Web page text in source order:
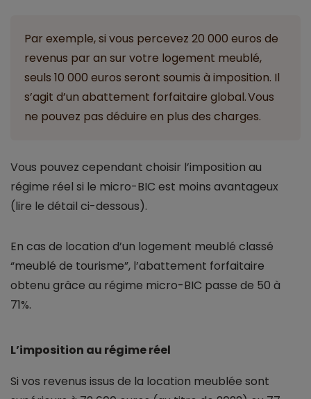
Par exemple, si vous percevez 20 000 euros de
revenus par an sur votre logement meublé,
seuls 10 000 euros seront soumis à imposition. Il
s’agit d’un abattement forfaitaire global. Vous
ne pouvez pas déduire en plus des charges.
Vous pouvez cependant choisir l’imposition au
régime réel si le micro-BIC est moins avantageux
(lire le détail ci-dessous).
En cas de location d’un logement meublé classé
“meublé de tourisme”, l’abattement forfaitaire
obtenu grâce au régime micro-BIC passe de 50 à
71%.
L’imposition au régime réel
Si vos revenus issus de la location meublée sont